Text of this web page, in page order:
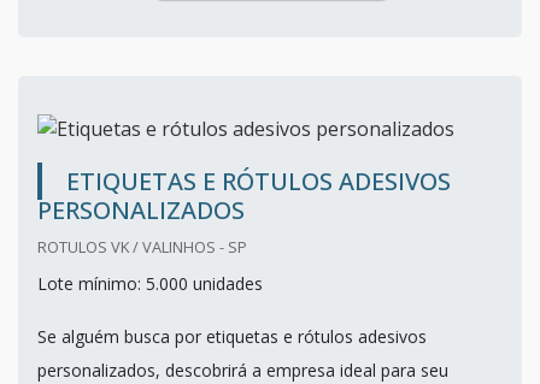
ETIQUETAS E RÓTULOS ADESIVOS
PERSONALIZADOS
ROTULOS VK / VALINHOS - SP
Lote mínimo: 5.000 unidades
Se alguém busca por etiquetas e rótulos adesivos
personalizados, descobrirá a empresa ideal para seu